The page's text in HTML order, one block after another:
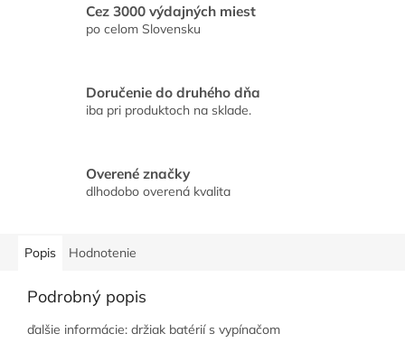
Cez 3000 výdajných miest
po celom Slovensku
Doručenie do druhého dňa
iba pri produktoch na sklade.
Overené značky
dlhodobo overená kvalita
Popis Hodnotenie
Podrobný popis
ďalšie informácie: držiak batérií s vypínačom